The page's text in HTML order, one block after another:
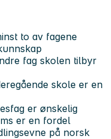
to av fagene
fag skolen tilbyr
skole er en
er ønskelig
er en fordel
på norsk